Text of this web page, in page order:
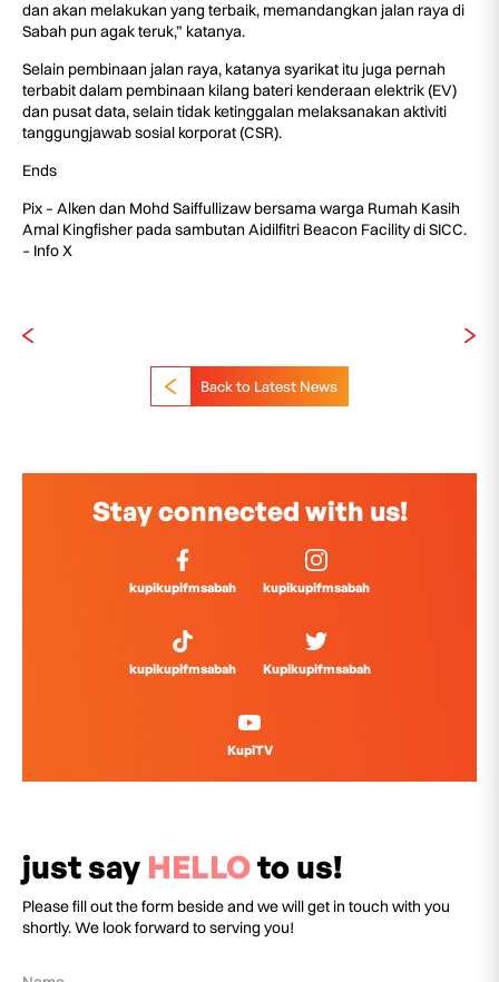
dan akan melakukan yang terbaik, memandangkan jalan raya di
Sabah pun agak teruk,” katanya.
Selain pembinaan jalan raya, katanya syarikat itu juga pernah
terbabit dalam pembinaan kilang bateri kenderaan elektrik (EV)
dan pusat data, selain tidak ketinggalan melaksanakan aktiviti
tanggungjawab sosial korporat (CSR).
Ends
Pix – Alken dan Mohd Saiffullizaw bersama warga Rumah Kasih
Amal Kingfisher pada sambutan Aidilfitri Beacon Facility di SICC.
– Info X
Back to Latest News
Stay connected with us!
kupikupifmsabah kupikupifmsabah
kupikupifmsabah Kupikupifmsabah
KupiTV
just say HELLOto us!
Please fill out the form beside and we will get in touch with you
shortly. We look forward to serving you!